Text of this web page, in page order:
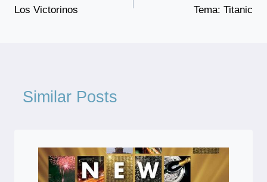
Navigation
Los Victorinos Tema: Titanic
Similar Posts